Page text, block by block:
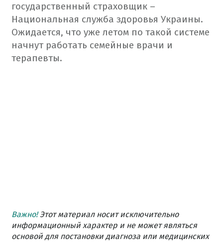
государственный страховщик –
Национальная служба здоровья Украины.
Ожидается, что уже летом по такой системе
начнут работать семейные врачи и
терапевты.
Важно!Этот материал носит исключительно
информационный характер и не может являться
основой для постановки диагноза или медицинских